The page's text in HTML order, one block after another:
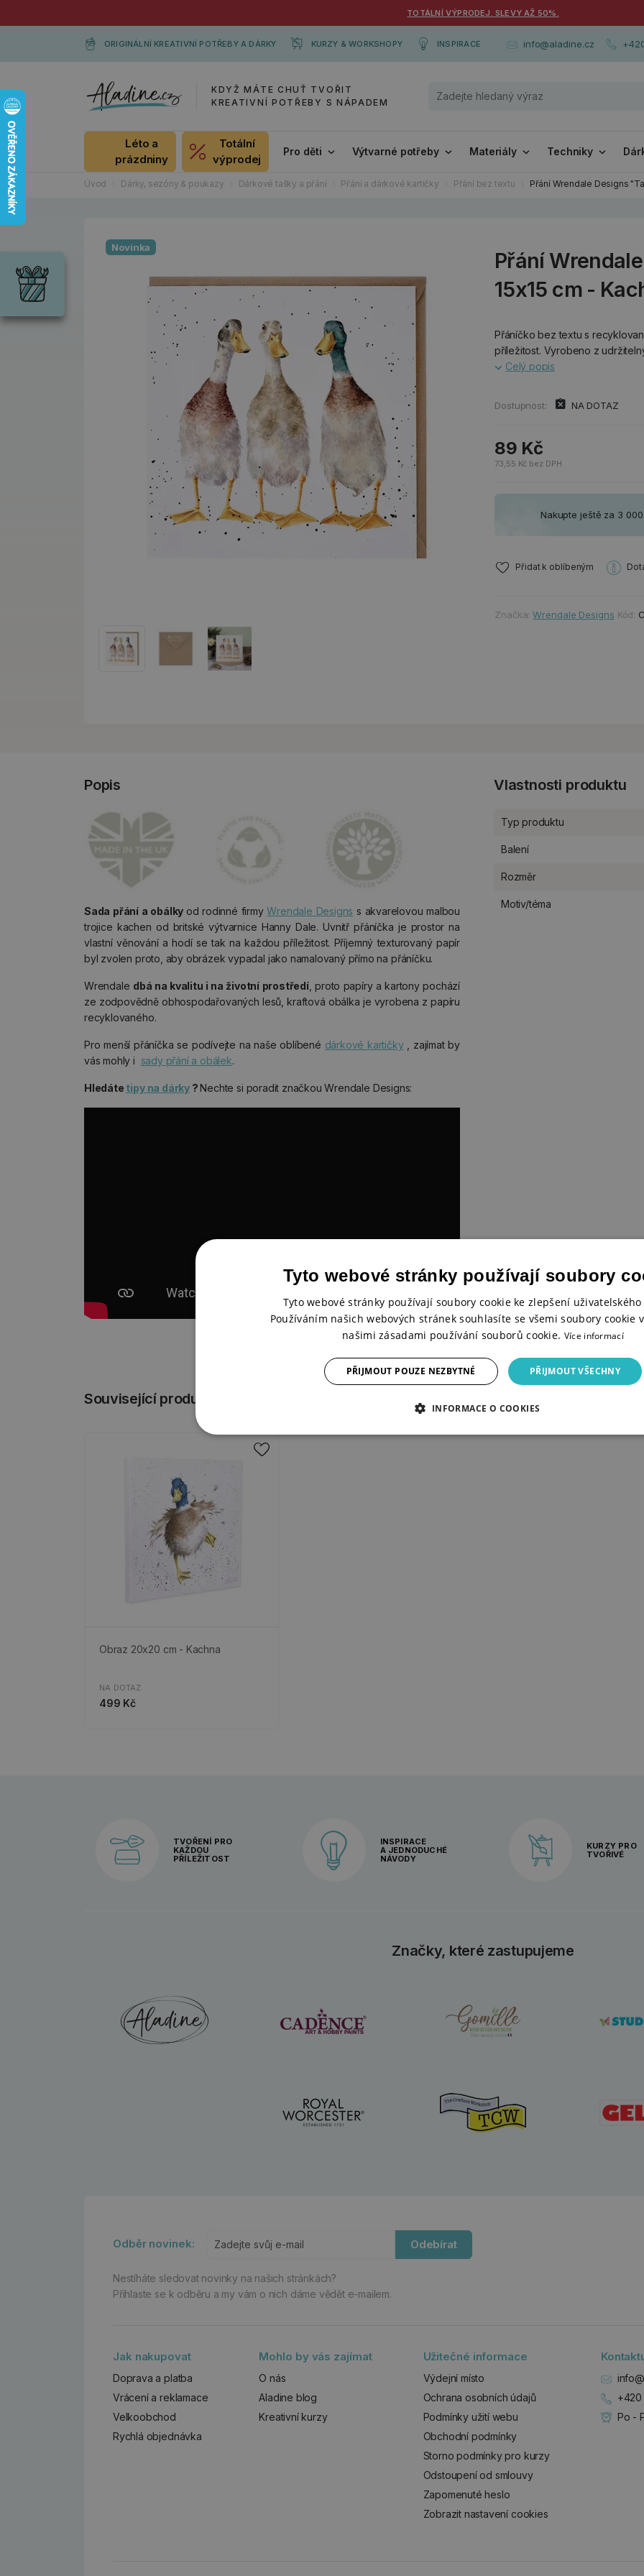
TOTÁLNÍ VÝPRODEJ. SLEVY AŽ 50%.
ORIGINÁLNÍ KREATIVNÍ POTŘEBY A DÁRKY KURZY & WORKSHOPY INSPIRACE info@aladine.cz
KDYŽ MÁTE CHUŤ TVOŘIT
KREATIVNÍ POTŘEBY S NÁPADEM
Léto a
prázdniny
Totální
výprodej
Pro děti Výtvarné potřeby Materiály Techniky
Úvod Dárky, sezóny & poukazy Dárkové tašky a přání Přání a dárkové kartičky Přání bez textu Přání Wrendale Designs
Přání
15x15 cm -
Novinka
Přáníčko bez textu s
příležitost. Vyrobeno z
Celý popis
Dostupnost: NA DOTAZ
89 Kč
73,55 Kč bez DPH
Nakupte ještě za 3
Přidat k oblíbeným
Značka:Wrendale Designs Kód:
Popis
Sada přání a obálky od rodinné firmyWrendale Designs s akvarelovou malbou
trojice kachen od britské výtvarnice Hanny Dale. Uvnitř přáníčka je prostor na
vlastní věnování a hodí se tak na každou příležitost. Příjemný texturovaný papír
byl zvolen proto, aby obrázek vypadal jako namalovaný přímo na přáníčku.
Wrendale dbá na kvalitu i na životní prostředí, proto papíry a kartony pochází
ze zodpovědně obhospodařovaných lesů, kraftová obálka je vyrobena z papíru
recyklovaného.
Pro menší přáníčka se podívejte na naše oblíbené dárkové kartičky, zajímat by
vás mohly i sady přání a obálek.
Hledáte tipy na dárky?Nechte si poradit značkou Wrendale Designs:
Vlastnosti produktu
Typ produktu
Balení
Rozměr
Motiv/téma
Související produkty
Obraz 20x20 cm - Kachna
NA DOTAZ
499 Kč
TVOŘENÍ PRO
KAŽDOU
PŘÍLEŽITOST
INSPIRACE
A JEDNODUCHÉ
NÁVODY
KURZY PRO
TVOŘIVÉ
Značky, které zastupujeme
Odběr novinek: Odebírat
Nestíháte sledovat novinky na našich stránkách?
Přihlaste se k odběru a my vám o nich dáme vědět e-mailem.
Jak nakupovat
Doprava a platba
Vrácení a reklamace
Velkoobchod
Rychlá objednávka
Mohlo by vás zajímat
O nás
Aladine blog
Kreativní kurzy
Užitečné informace
Výdejní místo
Ochrana osobních údajů
Podmínky užití webu
Obchodní podmínky
Storno podmínky pro kurzy
Odstoupení od smlouvy
Zapomenuté heslo
Zobrazit nastavení cookies
+420
Po -
Chci si vybrat
Tyto webové stránky používají soubory
Tyto webové stránky používají soubory cookie ke zlepšení
Používáním našich webových stránek souhlasíte se všemi soubory cookie
našimi zásadami používání souborů cookie. Více informací
PŘIJMOUT VŠECHNY
PŘIJMOUT POUZE NEZBYTNÉ
INFORMACE O COOKIES